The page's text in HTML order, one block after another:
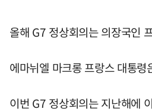
올해 G7 정상회의는 의장국인
에마뉘엘 마크롱 프랑스 대통
이번 G7 정상회의는 지난해에